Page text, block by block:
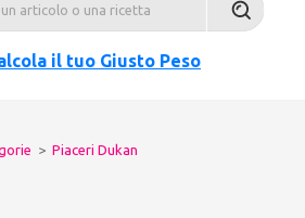
il tuo Giusto Peso
> Piaceri Dukan